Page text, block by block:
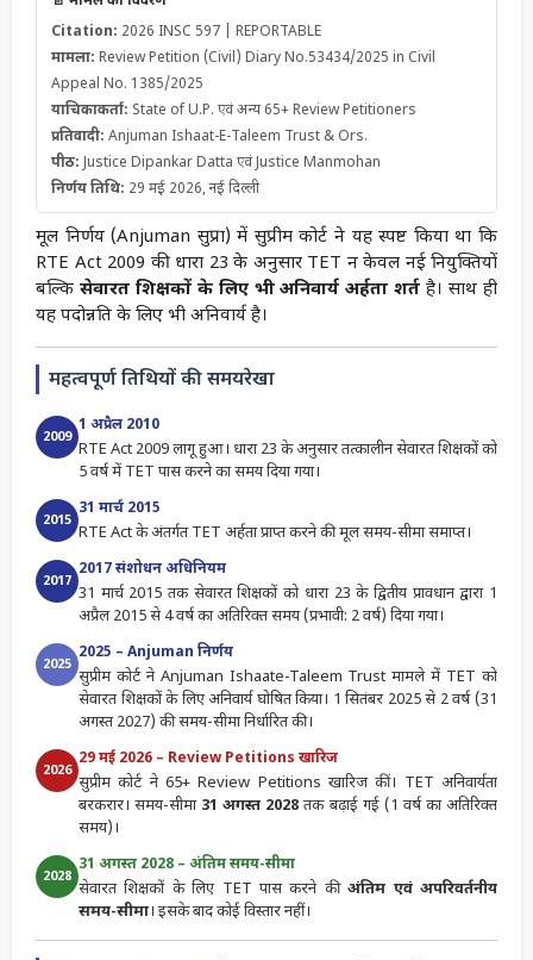
Citation: 2026 INSC 597 | REPORTABLE
मामला: Review Petition (Civil) Diary No.53434/2025 in Civil
Appeal No. 1385/2025
याचिकाकर्ता: State of U.P. एवं अन्य 65+ Review Petitioners
प्रतिवादी: Anjuman Ishaat-E-Taleem Trust & Ors.
पीठ: Justice Dipankar Datta एवं Justice Manmohan
निर्णय तिथि: 29 मई 2026, नई दिल्ली
मूल निर्णय (Anjuman सुप्रा) में सुप्रीम कोर्ट ने यह स्पष्ट किया था कि
RTE Act 2009 की धारा 23 के अनुसार TET न केवल नई नियुक्तियों
बल्कि सेवारत शिक्षकों के लिए भी अनिवार्य अर्हता शर्त है। साथ ही
यह पदोन्नति के लिए भी अनिवार्य है।
महत्वपूर्ण तिथियों की समयरेखा
2009
1 अप्रैल 2010
RTE Act 2009 लागू हुआ। धारा 23 के अनुसार तत्कालीन सेवारत शिक्षकों को
5 वर्ष में TET पास करने का समय दिया गया।
2015
31 मार्च 2015
RTE Act के अंतर्गत TET अर्हता प्राप्त करने की मूल समय-सीमा समाप्त।
2017
2017 संशोधन अधिनियम
31 मार्च 2015 तक सेवारत शिक्षकों को धारा 23 के द्वितीय प्रावधान द्वारा 1
अप्रैल 2015 से 4 वर्ष का अतिरिक्त समय (प्रभावी: 2 वर्ष) दिया गया।
2025
2025 – Anjuman निर्णय
सुप्रीम कोर्ट ने Anjuman Ishaate-Taleem Trust मामले में TET को
सेवारत शिक्षकों के लिए अनिवार्य घोषित किया। 1 सितंबर 2025 से 2 वर्ष (31
अगस्त 2027) की समय-सीमा निर्धारित की।
2026
29 मई 2026 – Review Petitions खारिज
सुप्रीम कोर्ट ने 65+ Review Petitions खारिज कीं। TET अनिवार्यता
बरकरार। समय-सीमा 31 अगस्त 2028तक बढ़ाई गई (1 वर्ष का अतिरिक्त
समय)।
2028
31 अगस्त 2028 – अंतिम समय-सीमा
सेवारत शिक्षकों के लिए TET पास करने कीअंतिम एवं अपरिवर्तनीय
समय-सीमा। इसके बाद कोई विस्तार नहीं।